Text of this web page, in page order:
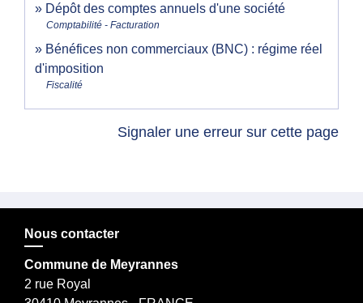
Dépôt des comptes annuels d'une société
Comptabilité - Facturation
Bénéfices non commerciaux (BNC) : régime réel
d'imposition
Fiscalité
Signaler une erreur sur cette page
Nous contacter
Commune de Meyrannes
2 rue Royal